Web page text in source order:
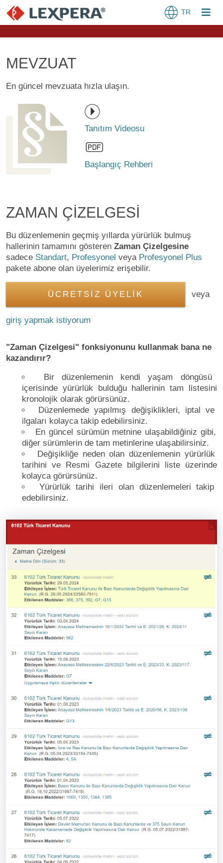
TR
MEVZUAT
En güncel mevzuata hızla ulaşın.
Tanıtım Videosu
Başlangıç Rehberi
ZAMAN ÇİZELGESİ
Bu düzenlemenin geçmiş yıllarda yürürlük bulmuş
hallerinin tamamını gösteren Zaman Çizelgesine
sadece Standart, Profesyonel veya Profesyonel Plus
pakete abone olan üyelerimiz erişebilir.
ÜCRETSİZ ÜYELİK veya
giriş yapmak istiyorum
"Zaman Çizelgesi" fonksiyonunu kullanmak bana ne
kazandırır?
Bir düzenlemenin kendi yaşam döngüsü
içerisinde yürürlük bulduğu hallerinin tam listesini
kronolojik olarak görürsünüz.
Düzenlemede yapılmış değişiklikleri, iptal ve
ilgaları kolayca takip edebilirsiniz.
En güncel sürümün metnine ulaşabildiğiniz gibi,
diğer sürümlerin de tam metinlerine ulaşabilirsiniz.
Değişikliğe neden olan düzenlemenin yürürlük
tarihini ve Resmi Gazete bilgilerini liste üzerinde
kolayca görürsünüz.
Yürürlük tarihi ileri olan düzenlemeleri takip
edebilirsiniz.